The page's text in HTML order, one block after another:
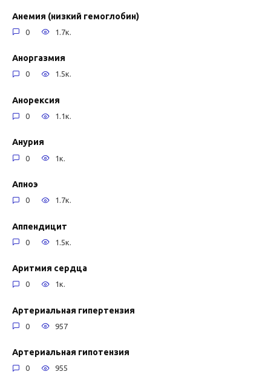
Анемия (низкий гемоглобин)
0 1.7к.
Аноргазмия
0 1.5к.
Анорексия
0 1.1к.
Анурия
0 1к.
Апноэ
0 1.7к.
Аппендицит
0 1.5к.
Аритмия сердца
0 1к.
Артериальная гипертензия
0 957
Артериальная гипотензия
0 955